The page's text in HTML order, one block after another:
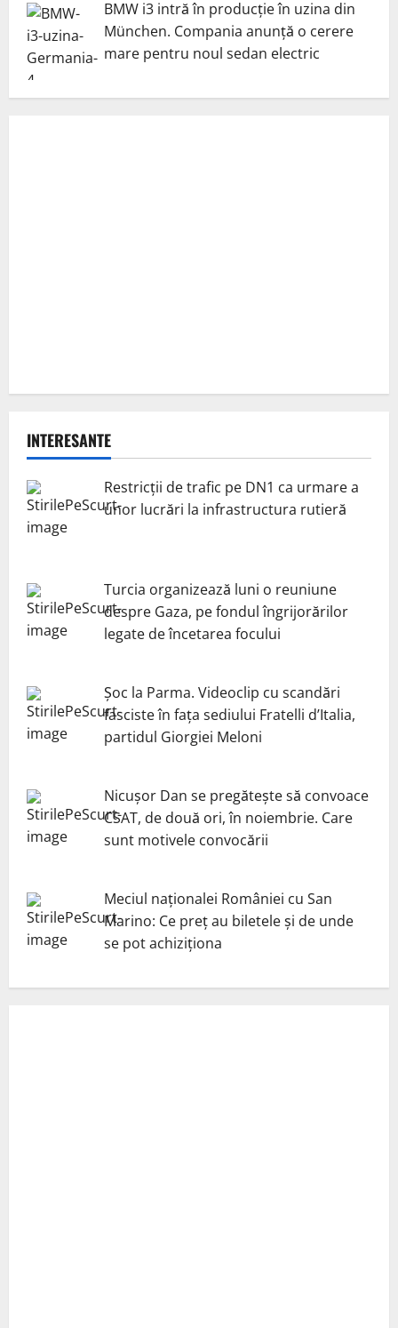
BMW i3 intră în producție în uzina din
München. Compania anunță o cerere
mare pentru noul sedan electric
INTERESANTE
Restricții de trafic pe DN1 ca urmare a
unor lucrări la infrastructura rutieră
Turcia organizează luni o reuniune
despre Gaza, pe fondul îngrijorărilor
legate de încetarea focului
Șoc la Parma. Videoclip cu scandări
fasciste în fața sediului Fratelli d’Italia,
partidul Giorgiei Meloni
Nicuşor Dan se pregăteşte să convoace
CSAT, de două ori, în noiembrie. Care
sunt motivele convocării
Meciul naționalei României cu San
Marino: Ce preț au biletele și de unde
se pot achiziționa